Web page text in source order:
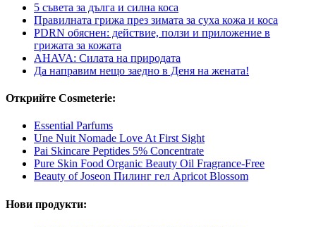
5 съвета за дълга и силна коса
Правилната грижа през зимата за суха кожа и коса
PDRN обяснен: действие, ползи и приложение в
грижата за кожата
AHAVA: Силата на природата
Да направим нещо заедно в Деня на жената!
Открийте Cosmeterie:
Essential Parfums
Une Nuit Nomade Love At First Sight
Pai Skincare Peptides 5% Concentrate
Pure Skin Food Organic Beauty Oil Fragrance-Free
Beauty of Joseon Пилинг гел Apricot Blossom
Нови продукти: